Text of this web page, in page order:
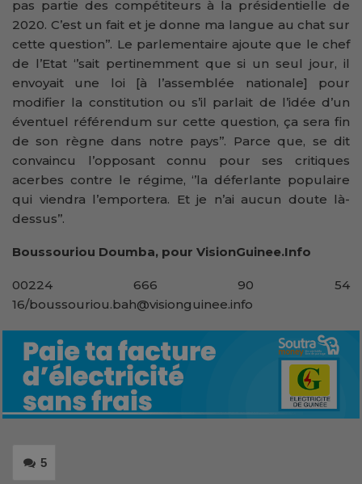
pas partie des compétiteurs à la présidentielle de
2020. C’est un fait et je donne ma langue au chat sur
cette question’’. Le parlementaire ajoute que le chef
de l’Etat ‘’sait pertinemment que si un seul jour, il
envoyait une loi [à l’assemblée nationale] pour
modifier la constitution ou s’il parlait de l’idée d’un
éventuel référendum sur cette question, ça sera fin
de son règne dans notre pays’’. Parce que, se dit
convaincu l’opposant connu pour ses critiques
acerbes contre le régime, ‘’la déferlante populaire
qui viendra l’emportera. Et je n’ai aucun doute là-
dessus’’.
Boussouriou Doumba, pour VisionGuinee.Info
00224 666 90 54
16/boussouriou.bah@visionguinee.info
5